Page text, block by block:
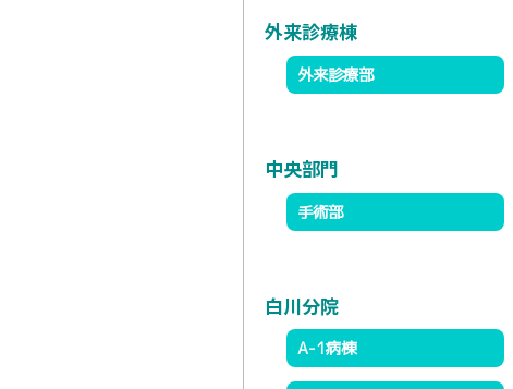
外来診療棟
外来診療部
中央部門
手術部
白川分院
A-1病棟